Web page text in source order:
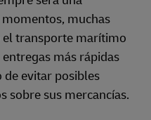
muchas
el transporte marítimo
más rápidas
de evitar posibles
sobre sus mercancías.